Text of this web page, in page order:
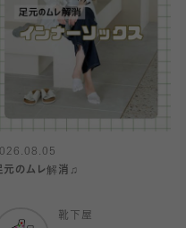
元のムレ解消♫
靴下屋